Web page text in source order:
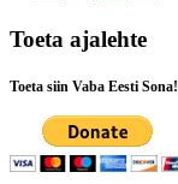
Toeta ajalehte
Toeta siin Vaba Eesti Sona!